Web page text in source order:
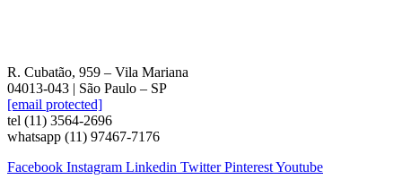
R. Cubatão, 959 – Vila Mariana
04013-043 | São Paulo – SP
[email protected]
tel (11) 3564-2696
whatsapp (11) 97467-7176
Facebook Instagram Linkedin Twitter PinterestYoutube